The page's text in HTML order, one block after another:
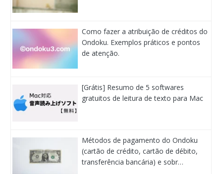
Como fazer a atribuição de créditos do
Ondoku. Exemplos práticos e pontos
de atenção.
[Grátis] Resumo de 5 softwares
gratuitos de leitura de texto para Mac
Métodos de pagamento do Ondoku
(cartão de crédito, cartão de débito,
transferência bancária) e sobr…